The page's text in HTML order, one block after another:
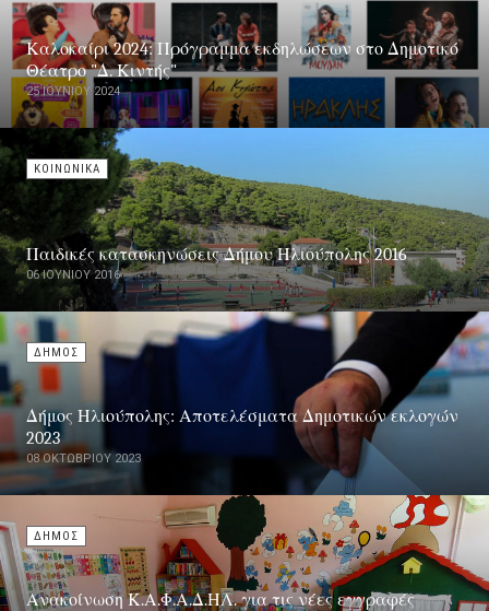
Καλοκαίρι 2024: Πρόγραμμα εκδηλώσεων στο Δημοτικό
Θέατρο "Δ. Κιντής"
25 ΙΟΥΝΊΟΥ 2024
ΚΟΙΝΩΝΙΚΑ
Παιδικές κατασκηνώσεις Δήμου Ηλιούπολης 2016
06 ΙΟΥΝΊΟΥ 2016
ΔΗΜΟΣ
Δήμος Ηλιούπολης: Αποτελέσματα Δημοτικών εκλογών
2023
08 ΟΚΤΩΒΡΊΟΥ 2023
ΔΗΜΟΣ
Ανακοίνωση Κ.Α.Φ.Α.Δ.ΗΛ. για τις νέες εγγραφές